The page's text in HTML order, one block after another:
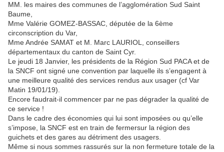
MM. les maires des communes de l’agglomération Sud Saint
Baume,
Mme Valérie GOMEZ-BASSAC, députée de la 6ème
circonscription du Var,
Mme Andrée SAMAT et M. Marc LAURIOL, conseillers
départementaux du canton de Saint Cyr.
Le jeudi 18 Janvier, les présidents de la Région Sud PACA et de
la SNCF ont signé une convention par laquelle ils s’engagent à
une meilleure qualité des services rendus aux usager (cf Var
Matin 19/01/19).
Encore faudrait-il commencer par ne pas dégrader la qualité de
ce service !
Dans le cadre des économies qui lui sont imposées ou qu’elle
s’impose, la SNCF est en train de fermersur la région des
guichets et des gares au détriment des usagers.
Même si nous sommes rassurés sur la non fermeture totale de la